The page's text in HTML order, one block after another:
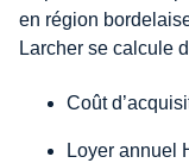
en région
Larcher se calcule
Coût
Loyer annuel